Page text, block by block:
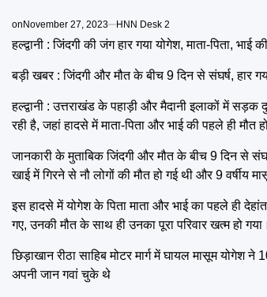
onNovember 27, 2023 HNN Desk 2
हल्द्वानी : जिंदगी की जंग हार गया योगेश, माता-पिता, भाई
बड़ी खबर : जिंदगी और मौत के बीच 9 दिन से संघर्ष, हार
हल्द्वानी : उत्तराखंड के पहाड़ी और मैदानी इलाकों में
रही है, जहां हादसे में माता-पिता और भाई की पहले ही
जानकारी के मुताबिक जिंदगी और मौत के बीच 9 दिन से
खाई में गिरने से नौ लोगों की मौत हो गई थी और 9 वर्षीय
इस हादसे में योगेश के पिता माता और भाई का पहले ही
गए, उनकी मौत के साथ ही उनका पूरा परिवार खत्म हो
छिड़ाखान रीठा साहिब मोटर मार्ग में घायल मासूम
अपनी जान गवां चुके थे